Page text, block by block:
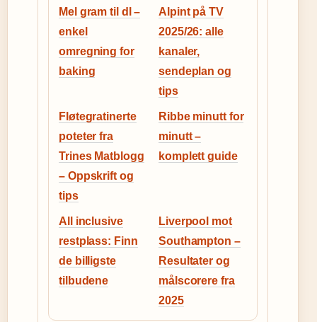
Mel gram til dl –
enkel
omregning for
baking
Alpint på TV
2025/26: alle
kanaler,
sendeplan og
tips
Fløtegratinerte
poteter fra
Trines Matblogg
– Oppskrift og
tips
Ribbe minutt for
minutt –
komplett guide
All inclusive
restplass: Finn
de billigste
tilbudene
Liverpool mot
Southampton –
Resultater og
målscorere fra
2025